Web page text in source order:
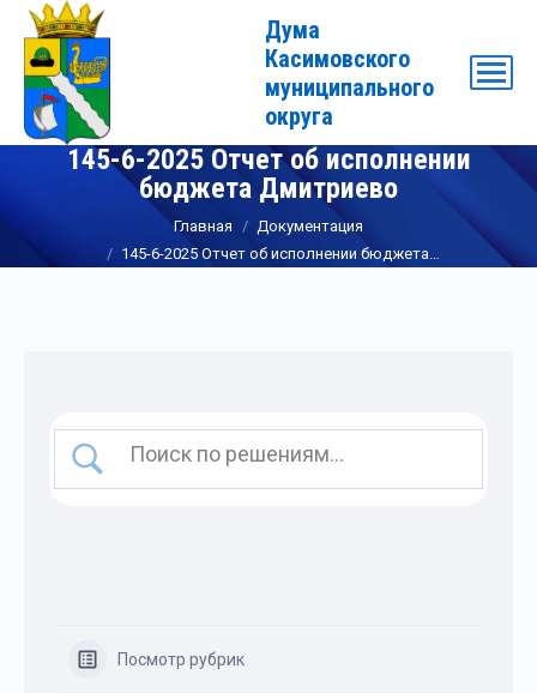
Дума
Касимовского
муниципального
округа
145-6-2025 Отчет об исполнении
бюджета Дмитриево
Главная
Документация
145-6-2025 Отчет об исполнении бюджета…
Посмотр рубрик